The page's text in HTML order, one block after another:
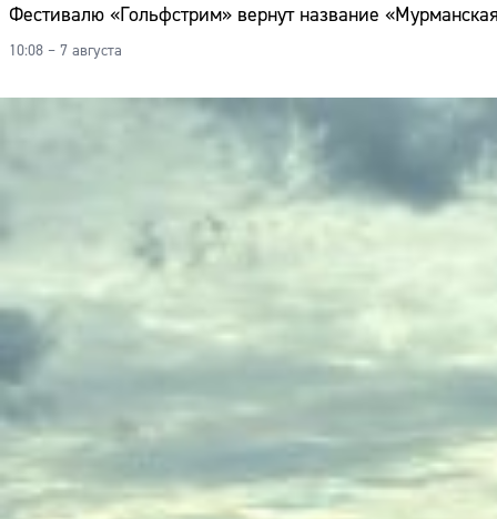
Фестивалю «Гольфстрим» вернут название
10:08 – 7 августа